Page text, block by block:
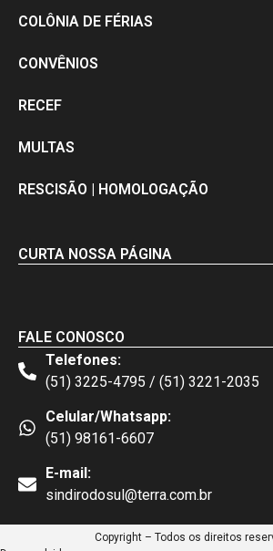
COLÔNIA DE FÉRIAS
CONVÊNIOS
RECEF
MULTAS
RESCISÃO | HOMOLOGAÇÃO
CURTA NOSSA PÁGINA
FALE CONOSCO
Telefones:
(51) 3225-4795 / (51) 3221-2035
Celular/Whatsapp:
(51) 98161-6607
E-mail:
sindirodosul@terra.com.br
Copyright – Todos os direitos